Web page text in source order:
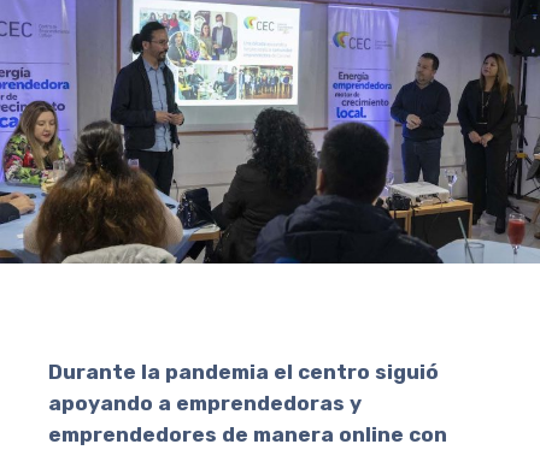
Durante la pandemia el centro siguió
apoyando a emprendedoras y
emprendedores de manera online con